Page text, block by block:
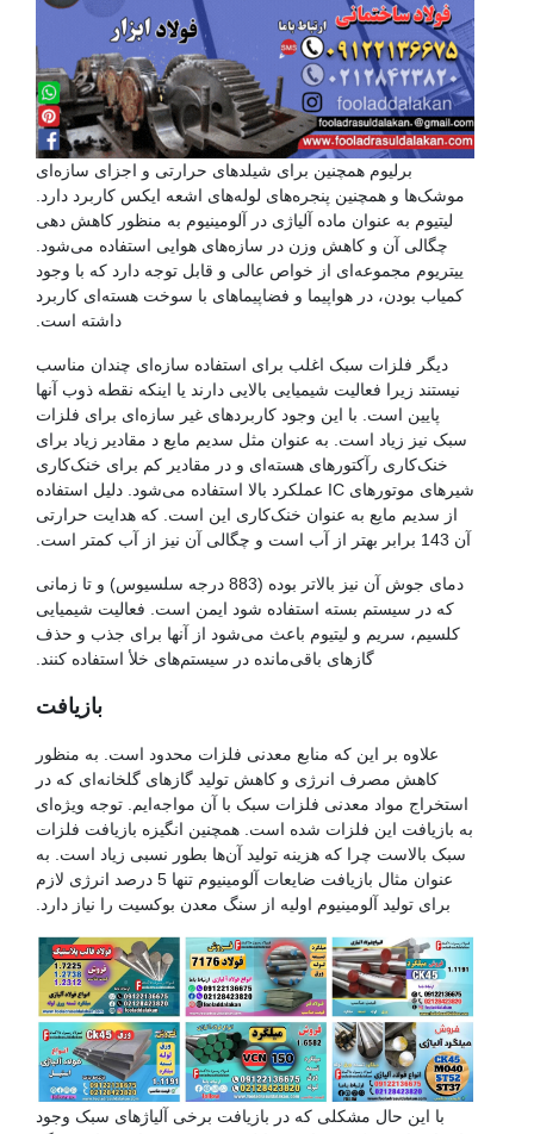
برلیوم همچنین برای شیلدهای حرارتی و اجزای سازه‌ای
موشک‌ها و همچنین پنجره‌های لوله‌های اشعه ایکس کاربرد دارد.
لیتیوم به عنوان ماده آلیاژی در آلومینیوم به منظور کاهش دهی
چگالی آن و کاهش وزن در سازه‌های هوایی استفاده می‌شود.
ییتریوم مجموعه‌ای از خواص عالی و قابل توجه دارد که با وجود
کمیاب بودن، در هواپیما و فضاپیماهای با سوخت هسته‌ای کاربرد
داشته است.
دیگر فلزات سبک اغلب برای استفاده سازه‌ای چندان مناسب
نیستند زیرا فعالیت شیمیایی بالایی دارند یا اینکه نقطه ذوب آنها
پایین است. با این وجود کاربردهای غیر سازه‌ای برای فلزات
سبک نیز زیاد است. به عنوان مثل سدیم مایع د مقادیر زیاد برای
خنک‌کاری رآکتورهای هسته‌ای و در مقادیر کم برای خنک‌کاری
شیرهای موتورهای IC عملکرد بالا استفاده می‌شود. دلیل استفاده
از سدیم مایع به عنوان خنک‌کاری این است. که هدایت حرارتی
آن 143 برابر بهتر از آب است و چگالی آن نیز از آب کمتر است.
دمای جوش آن نیز بالاتر بوده (883 درجه سلسیوس) و تا زمانی
که در سیستم بسته استفاده شود ایمن است. فعالیت شیمیایی
کلسیم، سریم و لیتیوم باعث می‌شود از آنها برای جذب و حذف
گازهای باقی‌مانده در سیستم‌های خلأ استفاده کنند.
بازیافت
علاوه بر این که منابع معدنی فلزات محدود است. به منظور
کاهش مصرف انرژی و کاهش تولید گازهای گلخانه‌ای که در
استخراج مواد معدنی فلزات سبک با آن مواجه‌ایم. توجه ویژه‌ای
به بازیافت این فلزات شده است. همچنین انگیزه بازیافت فلزات
سبک بالاست چرا که هزینه تولید آن‌ها بطور نسبی زیاد است. به
عنوان مثال بازیافت ضایعات آلومینیوم تنها 5 درصد انرژی لازم
برای تولید آلومینیوم اولیه از سنگ معدن بوکسیت را نیاز دارد.
با این حال مشکلی که در بازیافت برخی آلیاژهای سبک وجود